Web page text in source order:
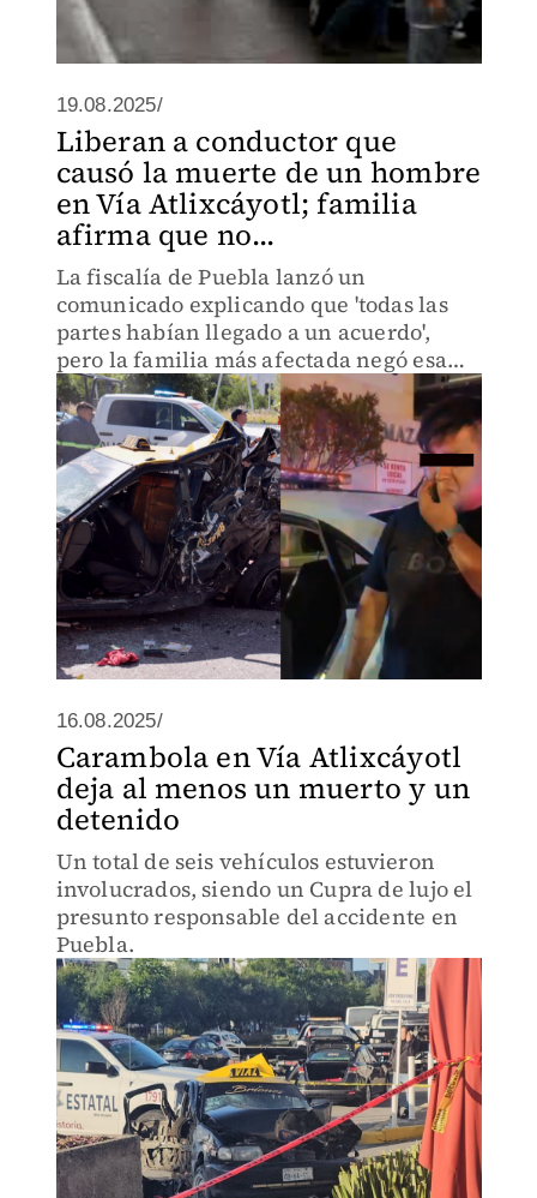
19.08.2025/
Liberan a conductor que
causó la muerte de un hombre
en Vía Atlixcáyotl; familia
afirma que no...
La fiscalía de Puebla lanzó un
comunicado explicando que 'todas las
partes habían llegado a un acuerdo',
pero la familia más afectada negó esa
versión.
16.08.2025/
Carambola en Vía Atlixcáyotl
deja al menos un muerto y un
detenido
Un total de seis vehículos estuvieron
involucrados, siendo un Cupra de lujo el
presunto responsable del accidente en
Puebla.